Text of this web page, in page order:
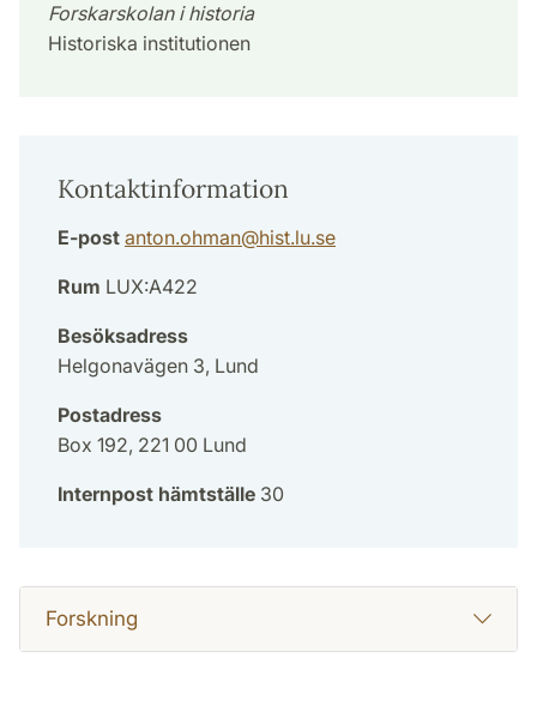
Forskarskolan i historia
Historiska institutionen
Kontaktinformation
E-post anton.ohman@hist.lu.se
Rum LUX:A422
Besöksadress
Helgonavägen 3, Lund
Postadress
Box 192, 221 00 Lund
Internpost hämtställe 30
Forskning